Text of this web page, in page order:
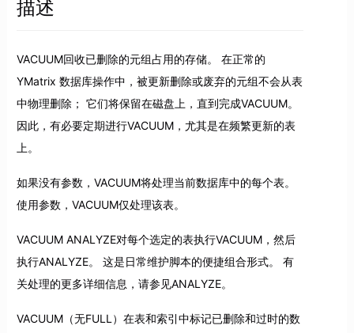
描述
VACUUM回收已删除的元组占用的存储。 在正常的
YMatrix 数据库操作中，被更新删除或废弃的元组不会从表
中物理删除； 它们将保留在磁盘上，直到完成VACUUM。
因此，有必要定期进行VACUUM，尤其是在频繁更新的表
上。
如果没有参数，VACUUM将处理当前数据库中的每个表。
使用参数，VACUUM仅处理该表。
VACUUM ANALYZE对每个选定的表执行VACUUM，然后
执行ANALYZE。 这是日常维护脚本的便捷组合形式。 有
关处理的更多详细信息，请参见ANALYZE。
VACUUM（无FULL）在表和索引中标记已删除和过时的数